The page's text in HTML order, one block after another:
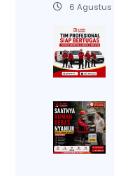
6 Agustus